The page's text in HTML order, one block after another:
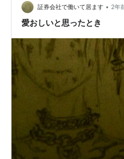
大！ ご当地グルメ ゴールドグ
うざ…
証券会社で働いて居ます • 2年
愛おしいと思ったとき